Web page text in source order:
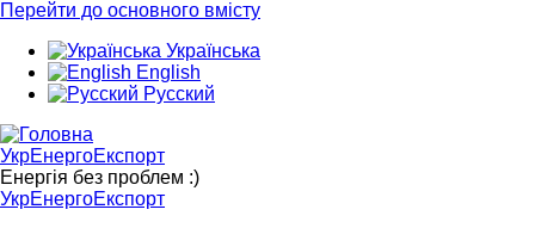
Перейти до основного вмісту
Українська
English
Русский
УкрЕнергоЕкспорт
Енергія без проблем :)
УкрЕнергоЕкспорт